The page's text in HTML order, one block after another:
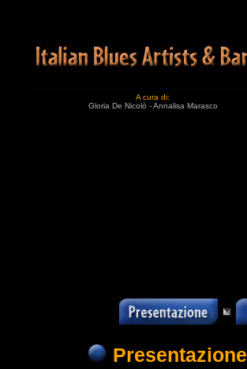
A cura di:
Gloria De Nicolò - Annalisa Marasco
Presentazione